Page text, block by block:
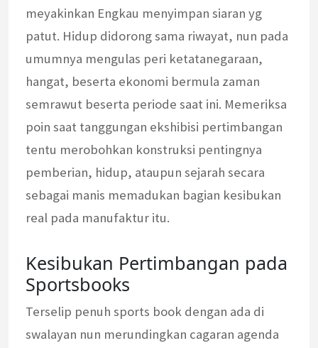
meyakinkan Engkau menyimpan siaran yg
patut. Hidup didorong sama riwayat, nun pada
umumnya mengulas peri ketatanegaraan,
hangat, beserta ekonomi bermula zaman
semrawut beserta periode saat ini. Memeriksa
poin saat tanggungan ekshibisi pertimbangan
tentu merobohkan konstruksi pentingnya
pemberian, hidup, ataupun sejarah secara
sebagai manis memadukan bagian kesibukan
real pada manufaktur itu.
Kesibukan Pertimbangan pada
Sportsbooks
Terselip penuh sports book dengan ada di
swalayan nun merundingkan cagaran agenda